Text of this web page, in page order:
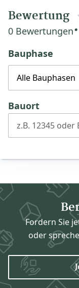
Bewertung
0 Bewertungen
Bauphase
Alle Bauphasen
Bauort
z.B. 12345 oder
Fordern Sie
oder